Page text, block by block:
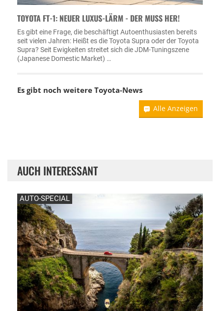
TOYOTA FT-1: NEUER LUXUS-LÄRM - DER MUSS HER!
Es gibt eine Frage, die beschäftigt Autoenthusiasten bereits
seit vielen Jahren: Heißt es die Toyota Supra oder der Toyota
Supra? Seit Ewigkeiten streitet sich die JDM-Tuningszene
(Japanese Domestic Market) …
Es gibt noch weitere Toyota-News
Alle Anzeigen
AUCH INTERESSANT
AUTO-SPECIAL